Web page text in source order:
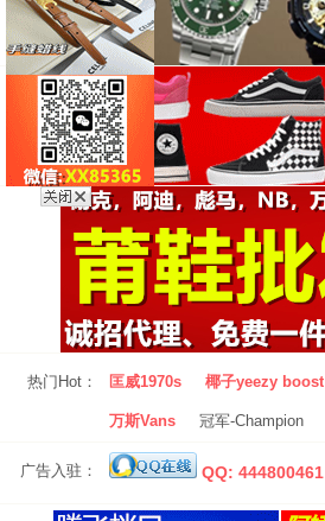
热门Hot： 匡威1970s 椰子yeezy boost
万斯Vans 冠军-Champion
广告入驻： QQ: 444800461